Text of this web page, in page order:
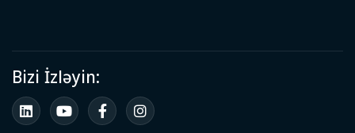
Bizi İzləyin: